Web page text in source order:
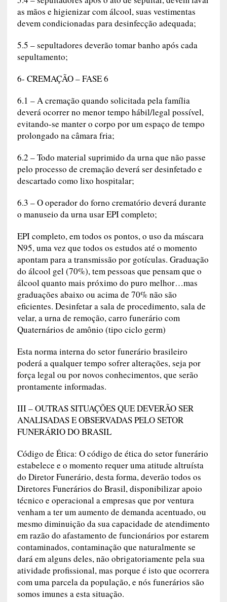
as mãos e higienizar com álcool, suas vestimentas
devem condicionadas para desinfecção adequada;
5.5 – sepultadores deverão tomar banho após cada
sepultamento;
6- CREMAÇÃO – FASE 6
6.1 – A cremação quando solicitada pela família
deverá ocorrer no menor tempo hábil/legal possível,
evitando-se manter o corpo por um espaço de tempo
prolongado na câmara fria;
6.2 – Todo material suprimido da urna que não passe
pelo processo de cremação deverá ser desinfetado e
descartado como lixo hospitalar;
6.3 – O operador do forno crematório deverá durante
o manuseio da urna usar EPI completo;
EPI completo, em todos os pontos, o uso da máscara
N95, uma vez que todos os estudos até o momento
apontam para a transmissão por gotículas. Graduação
do álcool gel (70%), tem pessoas que pensam que o
álcool quanto mais próximo do puro melhor…mas
graduações abaixo ou acima de 70% não são
eficientes. Desinfetar a sala de procedimento, sala de
velar, a urna de remoção, carro funerário com
Quaternários de amônio (tipo ciclo germ)
Esta norma interna do setor funerário brasileiro
poderá a qualquer tempo sofrer alterações, seja por
força legal ou por novos conhecimentos, que serão
prontamente informadas.
III – OUTRAS SITUAÇÕES QUE DEVERÃO SER
ANALISADAS E OBSERVADAS PELO SETOR
FUNERÁRIO DO BRASIL
Código de Ética: O código de ética do setor funerário
estabelece e o momento requer uma atitude altruísta
do Diretor Funerário, desta forma, deverão todos os
Diretores Funerários do Brasil, disponibilizar apoio
técnico e operacional a empresas que por ventura
venham a ter um aumento de demanda acentuado, ou
mesmo diminuição da sua capacidade de atendimento
em razão do afastamento de funcionários por estarem
contaminados, contaminação que naturalmente se
dará em alguns deles, não obrigatoriamente pela sua
atividade profissional, mas porque é isto que ocorrera
com uma parcela da população, e nós funerários são
somos imunes a esta situação.